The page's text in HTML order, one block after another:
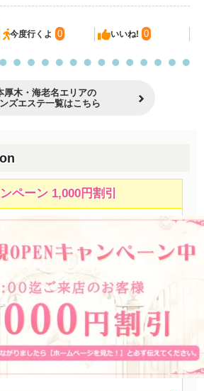
今度行くよ 0 いいね! 0
厚木・海老名エリアの
ズエステ一覧はこちら
ペーン 1,000円割引